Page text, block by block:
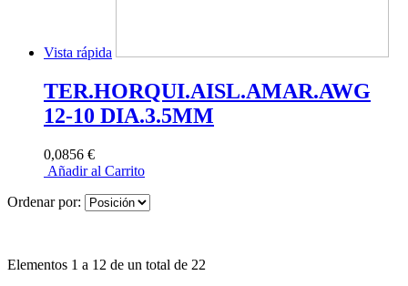
Vista rápida
TER.HORQUI.AISL.AMAR.AWG
12-10 DIA.3.5MM
0,0856 €
Añadir al Carrito
Ordenar por:
Elementos 1 a 12 de un total de 22